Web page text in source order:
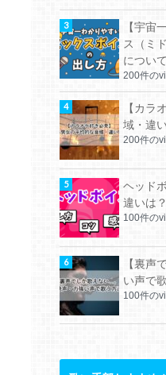
【宇宙
ス（ミ
につい
200件の
【カラ
域・違
200件の
ヘッド
違いは
100件の
【裏声
い声で
100件の